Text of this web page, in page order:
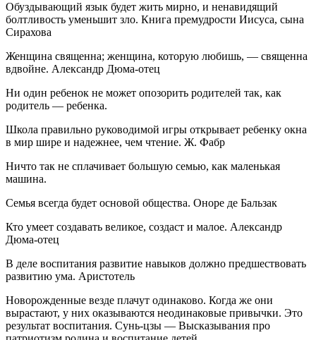
Обуздывающий язык будет жить мирно, и ненавидящий
болтливость уменьшит зло. Книга премудрости Иисуса, сына
Сирахова
Женщина священна; женщина, которую любишь, — священна
вдвойне. Александр Дюма-отец
Ни один ребенок не может опозорить родителей так, как
родитель — ребенка.
Школа правильно руководимой игры открывает ребенку окна
в мир шире и надежнее, чем чтение. Ж. Фабр
Ничто так не сплачивает большую семью, как маленькая
машина.
Семья всегда будет основой общества. Оноре де Бальзак
Кто умеет создавать великое, создаст и малое. Александр
Дюма-отец
В деле воспитания развитие навыков должно предшествовать
развитию ума. Аристотель
Новорожденные везде плачут одинаково. Когда же они
вырастают, у них оказываются неодинаковые привычки. Это
результат воспитания. Сунь-цзы — Высказывания про